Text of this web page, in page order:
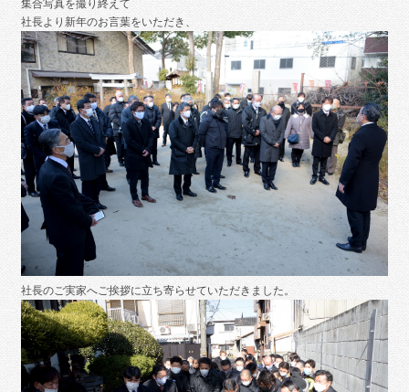
集合写真を撮り終えて
社長より新年のお言葉をいただき、
社長のご実家へご挨拶に立ち寄らせていただきました。